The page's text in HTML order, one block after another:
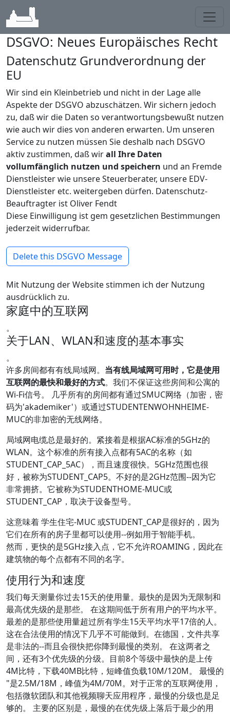
DSGVO: Neues Europäisches Recht
Datenschutz Grundverordnung der
EU
Wir sind ein Kleinbetrieb und nicht in der Lage alle
Aspekte der DSGVO abzuschätzen. Wir sichern jedoch
zu, daß wir die Daten so verantwortungsbewußt nutzen
wie auch wir dies von anderen erwarten. Um unseren
Service zu nutzen müssen Sie deshalb nach DSGVO
aktiv zustimmen, daß wirall Ihre Daten
vollumfänglich nutzen und speichern und an Fremde
Dienstleister wie unsere Steuerberater, unsere EDV-
Dienstleister etc. weitergeben dürfen. Datenschutz-
Beauftragter ist Oliver Fendt
Diese Einwilligung ist gem gesetzlichen Bestimmungen
jederzeit widerrufbar.
Delete this DSGVO Message
Mit Nutzung der Website stimmen ich der Nutzung
ausdrücklich zu.
家庭中的互联网
。
关于LAN、WLAN和速度的基本事实
。
许多房间都有有线局域网。 当有线局域网可用时，它是使用
互联网的最快和最好的方式。我们不保证这些房间和公寓的
Wi-Fi信号。 几乎所有的房间都有通过SMUC网络（加密，密
码为'akademiker'）或通过STUDENTENWOHNHEIME-
MUC的非加密的无线网络。
局域网电缆总是最好的。紧接着是根据AC标准的5GHz的
WLAN。这个标准的所有接入点都有5AC的名称（如
STUDENT_CAP_5AC），而且速度很快。5GHz范围也很
好，被称为STUDENT_CAP5。不好的是2GHz范围--因为它
非常拥挤。它被称为STUDENTHOME-MUC或
STUDENT_CAP，取决于设备型号。
这意味着 学生住宅-MUC 或STUDENT_CAP是很好的，因为
它们在所有的房子里都可以使用--例如用于智能手机。
然而，更快的是5GHz接入点，它不允许ROAMING，因此在
建筑物的每个点都有不同的名字。
使用行为和速度
我们每天测量你过去15天的使用量。最快的是因为无限制和
最高优先级的是那些。 在这期间低于所有用户的平均水平。
最差的是那些使用量超过所有学生15天平均水平17倍的人。
这在合法使用的情况下几乎不可能做到。在德国，文件共享
是非法的--而且会很快把你降到最慢的类别。 在这两者之
间，还有3个优先级的分级。目前8个等级中最快的是上传
4M比特，下载40MB比特，短峰值负载10M/120M。 最慢的
"是2.5M/18M，峰值为4M/70M。对于正常的互联网使用，
包括微软团队和其他视频聊天应用程序，最慢的分级也是足
够的。 主要的区别是，最慢的在优先级上落后于最少的用